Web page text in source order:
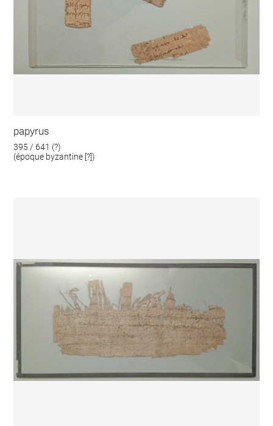
papyrus
395 / 641 (?)
(époque byzantine [?])